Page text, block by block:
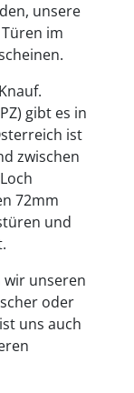
unsere
im
gibt es in
ist
zwischen
72mm
und
wir unseren
oder
uns auch